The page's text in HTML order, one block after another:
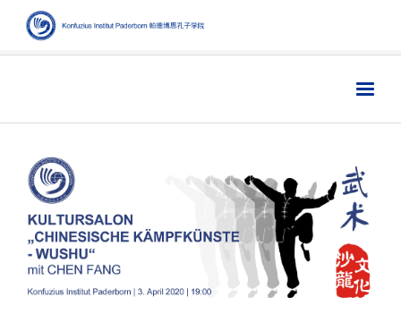
Institut学院
Aktuelles
Sprache语言
Kultur文化